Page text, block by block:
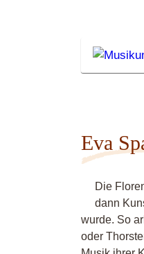
Eva
Die
dann
wurde. So
oder